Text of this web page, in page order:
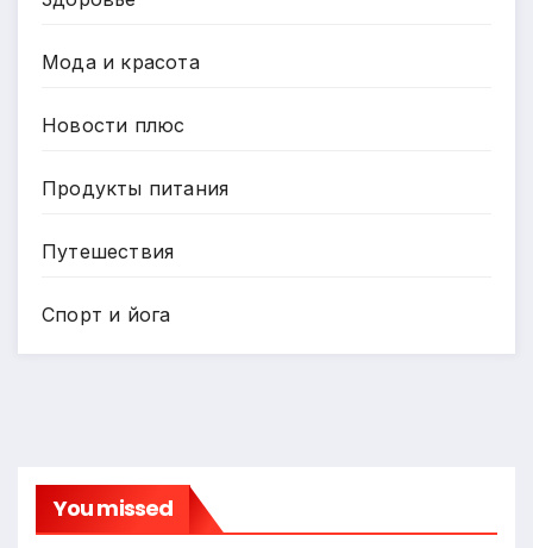
Мода и красота
Новости плюс
Продукты питания
Путешествия
Спорт и йога
You missed